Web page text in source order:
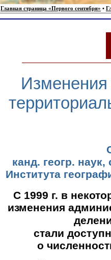
Главная страница «Первого сентября» •
Изменения
канд. геогр.
Института
С 1999 г. в
изменения
стали
о